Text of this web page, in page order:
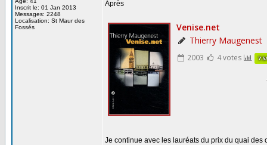
Inscrit le: 01 Jan 2013
Messages: 2248
Localisation: St Maur des
Fossés
Après
Je continue avec les lauréats du prix du quai des